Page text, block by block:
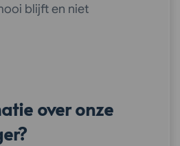
blijft en niet
over onze